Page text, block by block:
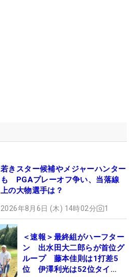
若きスター候補やメジャーハンター
も PGAプレーオフ争い、当落線
上の大物選手は？
2026年8月6日 (木) 14時02分 1
＜速報＞最終組がハーフター
ン 出水田大二郎らが首位グ
ループ 藤本佳則は1打差5
位 伊澤利光は52位タイ